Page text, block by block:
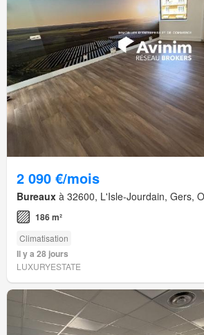
2 090 €/mois
Bureaux à 32600, L'Isle-Jourdain, Gers,
186 m²
Climatisation
Il y a 28 jours
LUXURYESTATE